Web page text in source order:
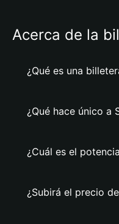
Acerca de la
¿Qué es una
¿Qué hace único a
¿Cuál es el
¿Subirá el precio de